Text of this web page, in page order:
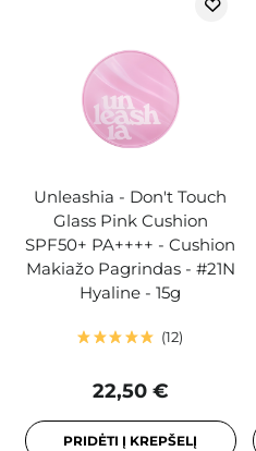
Unleashia - Don't Touch
Glass Pink Cushion
SPF50+ PA++++ - Cushion
Makiažo Pagrindas - #21N
Hyaline - 15g
12
22,50 €
PRIDĖTI Į KREPŠELĮ